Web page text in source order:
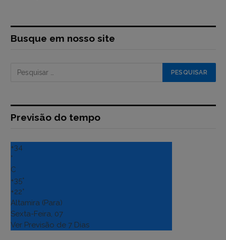
Busque em nosso site
Previsão do tempo
+34
°
C
+35°
+22°
Altamira (Para)
Sexta-Feira, 07
Ver Previsão de 7 Dias